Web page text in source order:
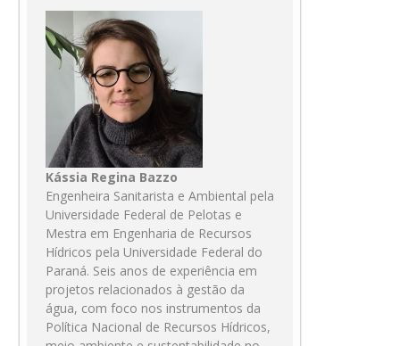
Kássia Regina Bazzo
Engenheira Sanitarista e Ambiental pela
Universidade Federal de Pelotas e
Mestra em Engenharia de Recursos
Hídricos pela Universidade Federal do
Paraná. Seis anos de experiência em
projetos relacionados à gestão da
água, com foco nos instrumentos da
Política Nacional de Recursos Hídricos,